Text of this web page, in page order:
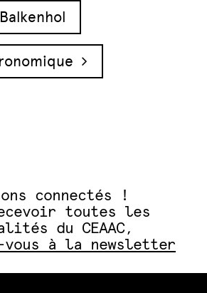
des articles
connectés !
toutes les
du CEAAC,
à la newsletter